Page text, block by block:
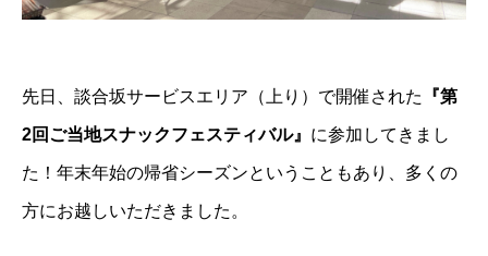
先日、談合坂サービスエリア（上り）で開催された 『第
2回ご当地スナックフェスティバル』 に参加してきまし
た！年末年始の帰省シーズンということもあり、多くの
方にお越しいただきました。